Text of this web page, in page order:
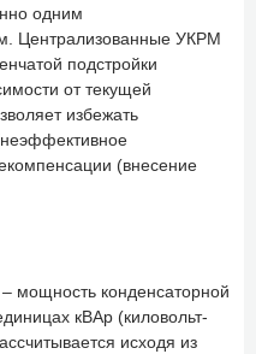
одним
Централизованные УКРМ
подстройки
от текущей
избежать
(внесение
мощность конденсаторной
кВАр (киловольт-
исходя из